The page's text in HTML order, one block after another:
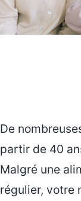
De
partir de 40
Malgré une
régulier, votre